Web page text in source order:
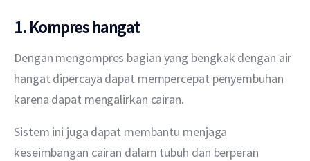
1. Kompres hangat
Dengan mengompres bagian yang bengkak dengan air
hangat dipercaya dapat mempercepat penyembuhan
karena dapat mengalirkan cairan.
Sistem ini juga dapat membantu menjaga
keseimbangan cairan dalam tubuh dan berperan